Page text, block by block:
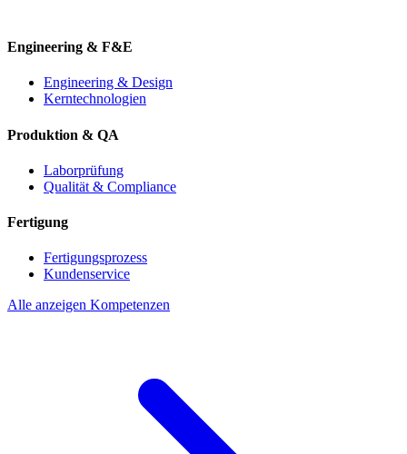
Engineering & F&E
Engineering & Design
Kerntechnologien
Produktion & QA
Laborprüfung
Qualität & Compliance
Fertigung
Fertigungsprozess
Kundenservice
Alle anzeigen Kompetenzen